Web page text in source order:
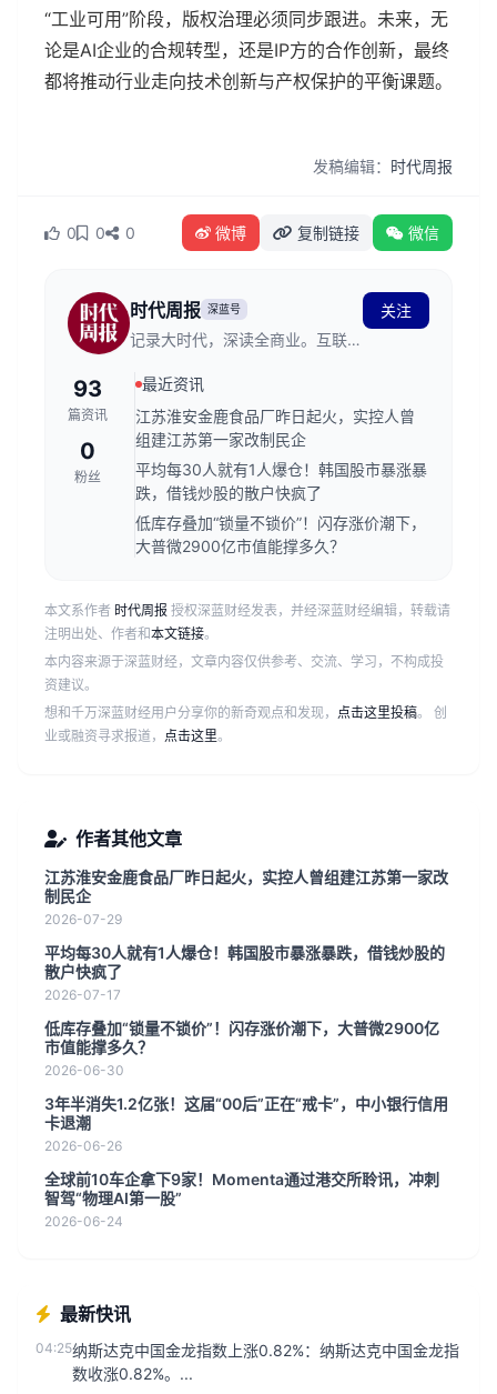
“工业可用”阶段，版权治理必须同步跟进。未来，无
论是AI企业的合规转型，还是IP方的合作创新，最终
都将推动行业走向技术创新与产权保护的平衡课题。
发稿编辑： 时代周报
0 0 0 微博 复制链接 微信
时代周报 深蓝号
记录大时代，深读全商业。互联网
44120230006
关注
93
篇资讯
0
粉丝
最近资讯
江苏淮安金鹿食品厂昨日起火，实控人曾
组建江苏第一家改制民企
平均每30人就有1人爆仓！韩国股市暴涨暴
跌，借钱炒股的散户快疯了
低库存叠加“锁量不锁价”！闪存涨价潮下，
大普微2900亿市值能撑多久？
本文系作者 时代周报 授权深蓝财经发表，并经深蓝财经编辑，转载请
注明出处、作者和本文链接。
本内容来源于深蓝财经，文章内容仅供参考、交流、学习，不构成投
资建议。
想和千万深蓝财经用户分享你的新奇观点和发现， 点击这里投稿。 创
业或融资寻求报道， 点击这里。
作者其他文章
江苏淮安金鹿食品厂昨日起火，实控人曾组建江苏第一家改
制民企
2026-07-29
平均每30人就有1人爆仓！韩国股市暴涨暴跌，借钱炒股的
散户快疯了
2026-07-17
低库存叠加“锁量不锁价”！闪存涨价潮下，大普微2900亿
市值能撑多久？
2026-06-30
3年半消失1.2亿张！这届“00后”正在“戒卡”，中小银行信用
卡退潮
2026-06-26
全球前10车企拿下9家！Momenta通过港交所聆讯，冲刺
智驾“物理AI第一股”
2026-06-24
最新快讯
04:25纳斯达克中国金龙指数上涨0.82%：纳斯达克中国金龙指
数收涨0.82%。...